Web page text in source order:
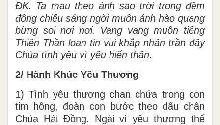
ĐK. Ta mau theo ánh sao trời trong đêm
đông chiếu sáng ngời muôn ánh hào quang
bừng soi nơi nơi. Vang vang muôn tiếng
Thiên Thần loan tin vui khắp nhân trần đây
Chúa tình yêu vì yêu hiến thân.
2/ Hành Khúc Yêu Thương
1) Tình yêu thương chan chứa trong con
tim hồng, đoàn con bước theo dấu chân
Chúa Hài Đồng. Ngài vì yêu thương thế